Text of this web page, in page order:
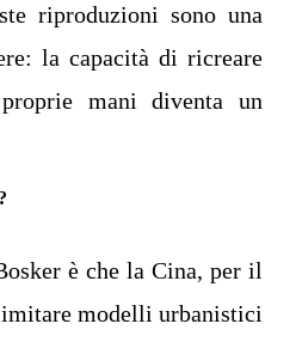
riproduzioni sono una
la capacità di ricreare
mani diventa un
è che la Cina, per il
modelli urbanistici